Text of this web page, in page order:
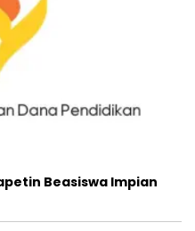
Beasiswa Impian